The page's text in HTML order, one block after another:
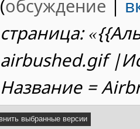
(обсуждение |
страница:
airbushed.gif
Название =